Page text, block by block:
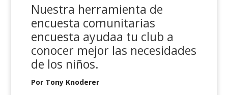
Nuestra herramienta de
encuesta comunitarias
encuesta ayudaa tu club a
conocer mejor las necesidades
de los niños.
Por Tony Knoderer